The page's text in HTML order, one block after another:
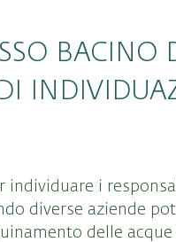
BACINO
individuare i
diverse aziende
delle